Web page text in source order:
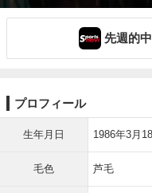
先週的
プロフィール
生年月日 1986年3月
毛色 芦毛